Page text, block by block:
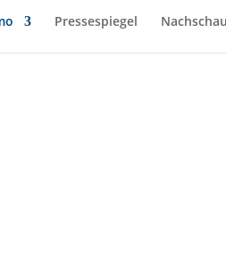
Pressespiegel Nachschau